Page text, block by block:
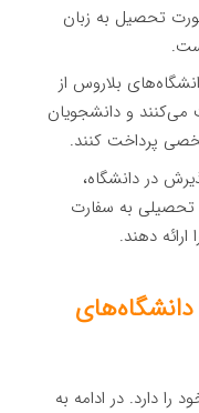
تحصیل به زبان
بلاروس از
می‌کنند و دانشجویان
پرداخت کنند.
در دانشگاه،
تحصیلی به سفارت
دهند.
دارد. در ادامه به